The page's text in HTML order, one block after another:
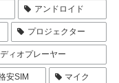
アンドロイド
プロジェクター
ィオプレーヤー
安SIM マイク